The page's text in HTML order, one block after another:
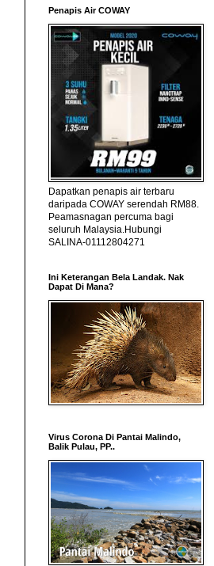
Penapis Air COWAY
Dapatkan penapis air terbaru
daripada COWAY serendah RM88.
Peamasnagan percuma bagi
seluruh Malaysia.Hubungi
SALINA-01112804271
Ini Keterangan Bela Landak. Nak
Dapat Di Mana?
Virus Corona Di Pantai Malindo,
Balik Pulau, PP..